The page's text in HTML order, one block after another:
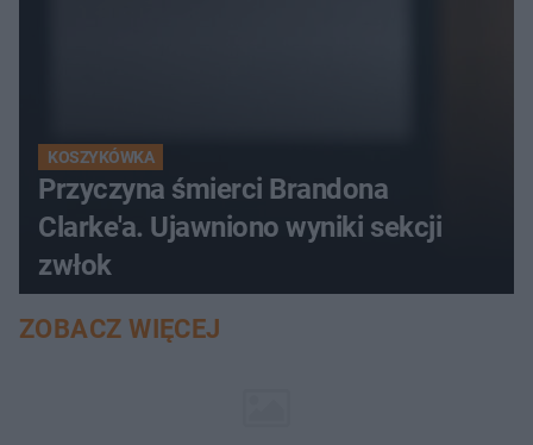
KOSZYKÓWKA
Przyczyna śmierci Brandona
Clarke'a. Ujawniono wyniki sekcji
zwłok
ZOBACZ WIĘCEJ